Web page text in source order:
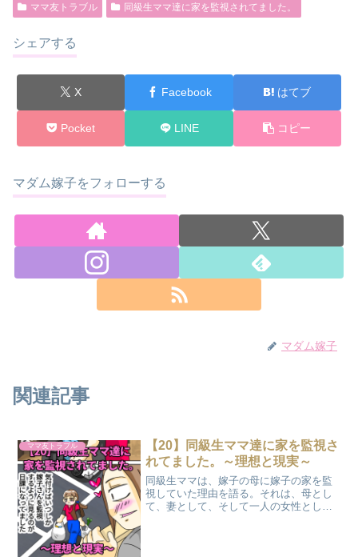
ママ友トラブル 同級生ママ達に家を監視されてました。
シェアする
X Facebook はてブ
Pocket LINE コピー
マダム嫁子をフォローする
マダム嫁子
関連記事
ママ友トラブル
【20】同級生ママ達に家を監視さ
れてました。～理想と現実～
同級生ママは、嫁子の母に嫁子の家を監
視していた理由を語る。それは、母とし
て、妻として、そして一人の女性として